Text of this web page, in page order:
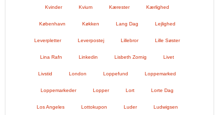
Kvinder Kvium Kærester Kærlighed
København Køkken Lang Dag Lejlighed
Leverpletter Leverpostej Lillebror Lille Søster
Lina Rafn Linkedin Lisbeth Zornig Livet
Livstid London Loppefund Loppemarked
Loppemarkeder Lopper Lort Lorte Dag
Los Angeles Lottokupon Luder Ludwigsen